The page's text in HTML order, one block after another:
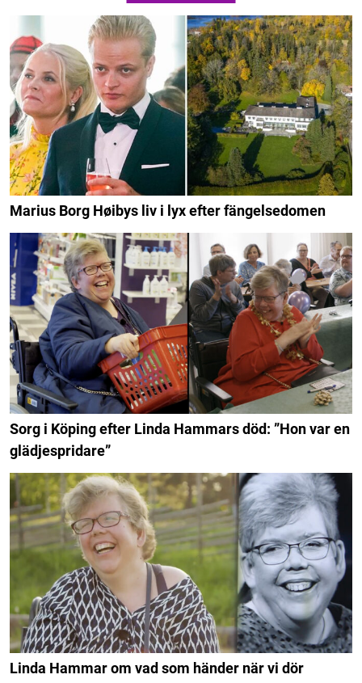
Marius Borg Høibys liv i lyx efter fängelsedomen
Sorg i Köping efter Linda Hammars död: ”Hon var en
glädjespridare”
Linda Hammar om vad som händer när vi dör